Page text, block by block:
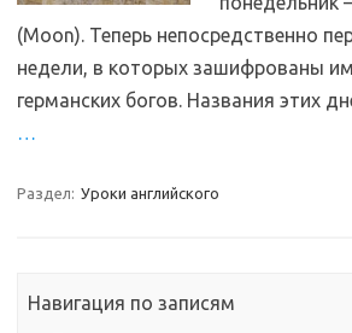
(Moon). Теперь непосредственно
недели, в которых зашифрованы
германских богов. Названия этих
…
Раздел: Уроки английского
Навигация по записям